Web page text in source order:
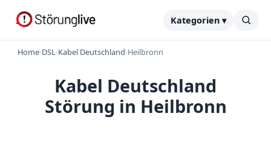
Kategorien ▾
Home›DSL›Kabel Deutschland›Heilbronn
Kabel Deutschland
Störung in Heilbronn